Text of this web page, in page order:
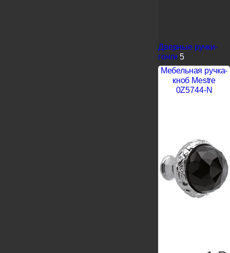
Дверные ручки-
гонги 5
Мебельная ручка-
кноб Mestre
0Z5744-N